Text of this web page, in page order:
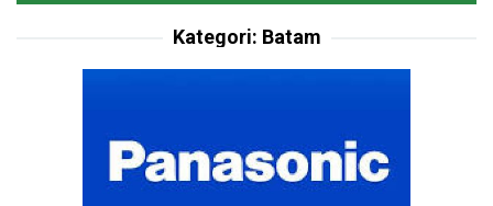
Kategori: Batam